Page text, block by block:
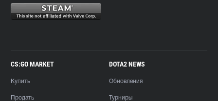
CS:GO MARKET
Купить
Продать
DOTA2 NEWS
Обновления
Турниры